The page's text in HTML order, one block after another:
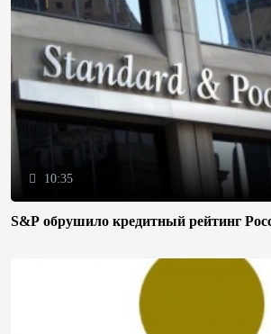
10:35
S&P обрушило кредитный рейтинг